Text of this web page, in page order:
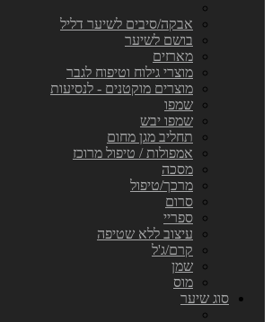
אבקה/סיבים לשיער דליל
בושם לשיער
מארזים
מוצרי גילוח וטיפוח לגבר
מוצרים מוקטנים - לנסיעות
שמפו
שמפו יבש
תחליב מגן מחום
אמפולות / טיפול מרוכז
מסכה
מרכך/טיפול
סרום
ספריי
עיצוב ללא שטיפה
קרם/ג'ל
שמן
מוס
סוג שיער